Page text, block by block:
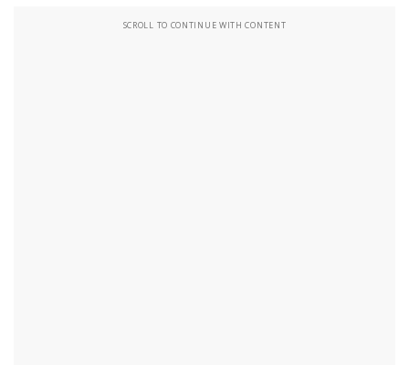
SCROLL TO CONTINUE WITH CONTENT